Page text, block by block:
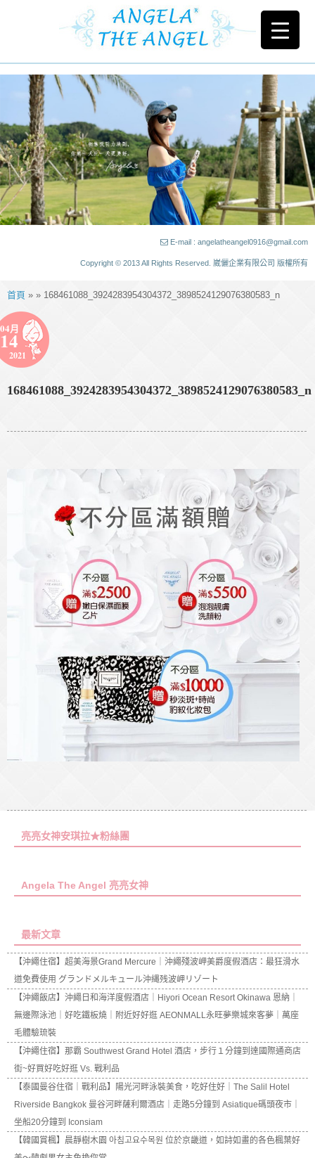
E-mail : angelatheangel0916@gmail.com
Copyright © 2013 All Rights Reserved. 崴儷企業有限公司 版權所有
首頁 » » 168461088_3924283954304372_3898524129076380583_n
04月
14
2021
168461088_3924283954304372_3898524129076380583_n
亮亮女神安琪拉★粉絲團
Angela The Angel 亮亮女神
最新文章
【沖繩住宿】超美海景Grand Mercure｜沖繩殘波岬美爵度假酒店：最狂滑水
道免費使用 グランドメルキュール沖縄残波岬リゾート
【沖繩飯店】沖繩日和海洋度假酒店｜Hiyori Ocean Resort Okinawa 恩納｜
無邊際泳池｜好吃鐵板燒｜附近好好逛 AEONMALL永旺夢樂城來客夢｜萬座
毛體驗琉裝
【沖繩住宿】那霸 Southwest Grand Hotel 酒店，步行１分鐘到達國際通商店
街~好買好吃好逛 Vs. 戰利品
【泰國曼谷住宿｜戰利品】陽光河畔泳裝美食，吃好住好｜The Salil Hotel
Riverside Bangkok 曼谷河畔薩利爾酒店｜走路5分鐘到 Asiatique碼頭夜市｜
坐船20分鐘到 Iconsiam
【韓國賞楓】晨靜樹木園 아침고요수목원 位於京畿道，如詩如畫的各色楓葉好